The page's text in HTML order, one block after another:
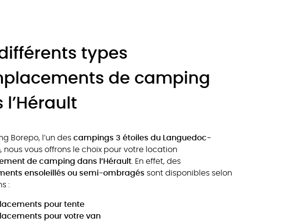
types
de camping
l’Hérault
Borepo, l’un des campings 3 étoiles du Languedoc-
, nous vous offrons le choix pour votre location
de camping dans l’Hérault . En effet, des
ensoleillés ou semi-ombragés sont disponibles selon
:
pour tente
pour votre van